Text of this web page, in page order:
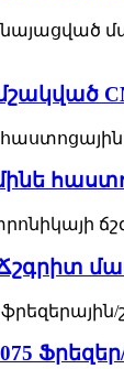
Ճշգրիտ